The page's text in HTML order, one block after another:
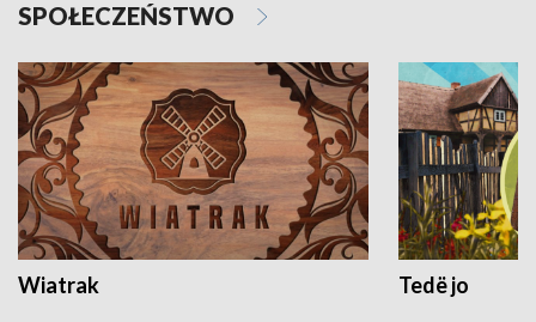
SPOŁECZEŃSTWO
Wiatrak Tedë jo